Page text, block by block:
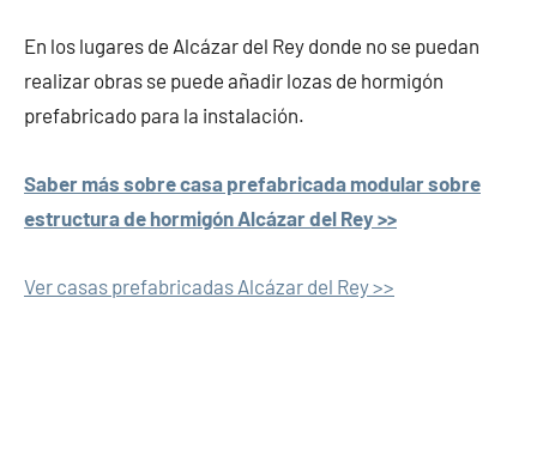
En los lugares de Alcázar del Rey donde no se puedan
realizar obras se puede añadir lozas de hormigón
prefabricado para la instalación.
Saber más sobre casa prefabricada modular sobre
estructura de hormigón Alcázar del Rey >>
Ver casas prefabricadas Alcázar del Rey >>